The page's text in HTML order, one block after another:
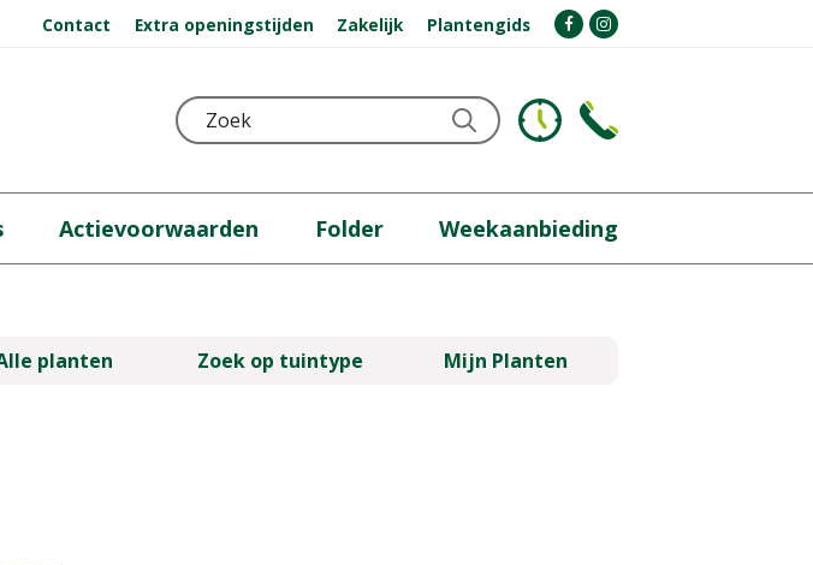
Contact Extra openingstijden Zakelijk Plantengids
Actievoorwaarden Folder Weekaanbieding
planten Zoek op tuintype Mijn Planten